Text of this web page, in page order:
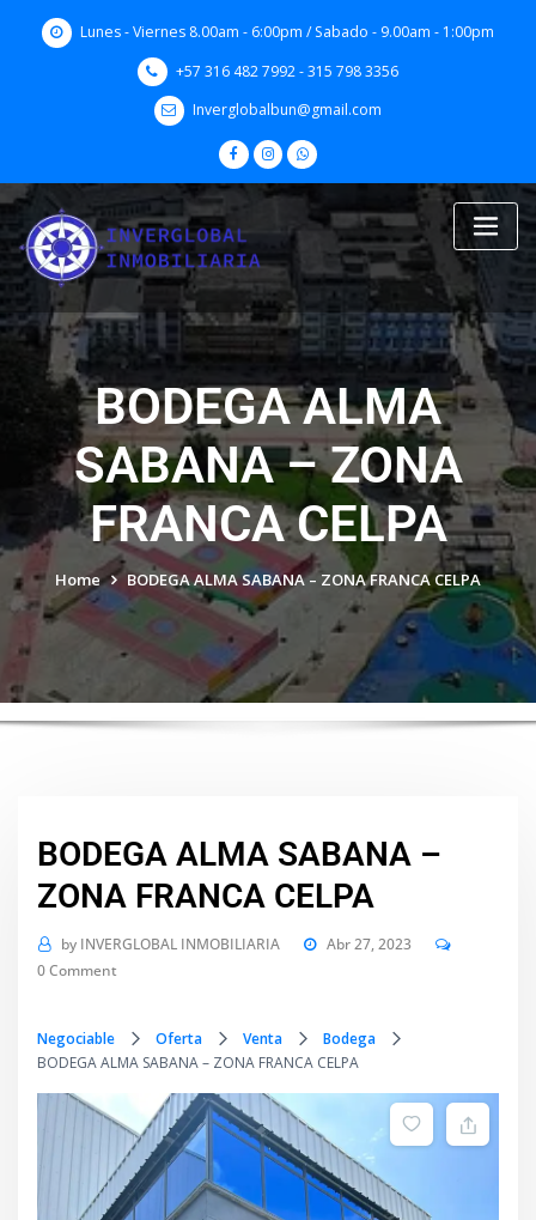
Lunes - Viernes 8.00am - 6:00pm / Sabado - 9.00am - 1:00pm
+57 316 482 7992 - 315 798 3356
Inverglobalbun@gmail.com
BODEGA ALMA
SABANA – ZONA
FRANCA CELPA
Home BODEGA ALMA SABANA – ZONA FRANCA CELPA
BODEGA ALMA SABANA –
ZONA FRANCA CELPA
by INVERGLOBAL INMOBILIARIA
Abr 27, 2023
0 Comment
Negociable Oferta Venta
Bodega
BODEGA ALMA SABANA – ZONA FRANCA CELPA